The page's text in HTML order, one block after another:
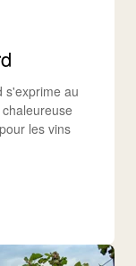
s'exprime au
les vins